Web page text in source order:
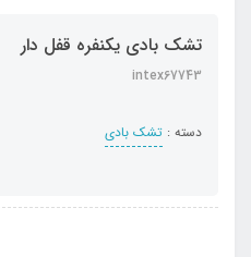
تشک بادی یکنفره قفل دار
intex67743
دسته : تشک بادی